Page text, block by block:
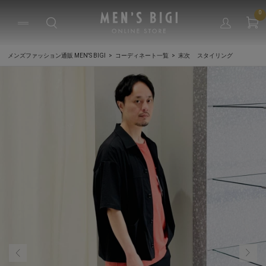
0
メンズファッション通販 MEN'S BIGI コーディネート一覧 末次 スタイリング